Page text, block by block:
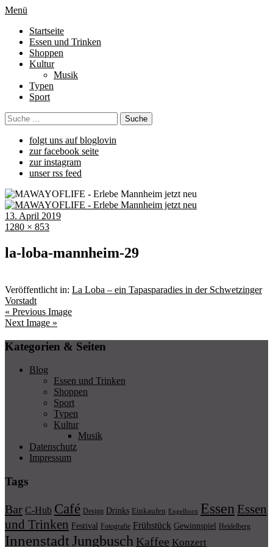
Menü
Startseite
Essen und Trinken
Shoppen
Kultur
Musik
Typen
Sport
folgt uns auf bloglovin
zur facebook seite
zur instagram
unser rss feed
13. April 2019
1280 × 853
la-loba-mannheim-29
Veröffentlicht in: La Loba – ein Tapasparadies in der Schwetzinger
Vorstadt
« Previous Image
Next Image »
Kategorien & Seiten
Blog
Essen und Trinken
Shoppen
Sport
Typen
Kultur
Musik
Datenschutz
Impressum
Tags
Bar C-Hub Café Design Drinks Einkaufen Engelhorn Essen Essen
und Trinken Festival Fotografie Frühstück Gewinnspiel Heidelberg
InnenstadtJungbusch Kaffee Konzert